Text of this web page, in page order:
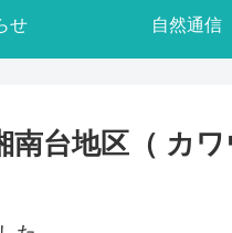
せ 自然通信
南台地区（ カワ